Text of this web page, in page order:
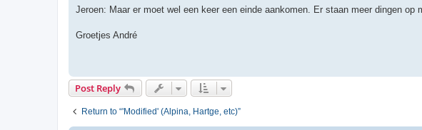
Jeroen: Maar er moet wel een keer een einde aankomen. Er staan meer dingen op
Groetjes André
Post Reply
Return to “'Modified' (Alpina, Hartge, etc)”